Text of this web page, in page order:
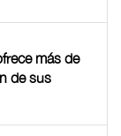
más de
de sus